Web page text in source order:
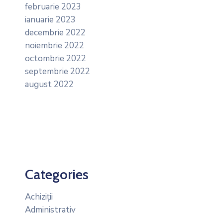
februarie 2023
ianuarie 2023
decembrie 2022
noiembrie 2022
octombrie 2022
septembrie 2022
august 2022
Categories
Achiziții
Administrativ